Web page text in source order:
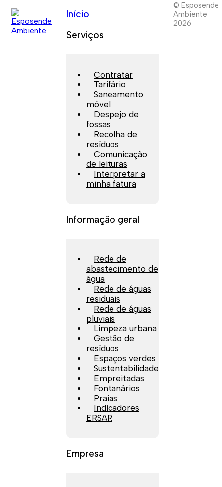
Início
Serviços
Contratar
Tarifário
Saneamento
móvel
Despejo de
fossas
Recolha de
resíduos
Comunicação
de leituras
Interpretar a
minha fatura
Informação geral
Rede de
abastecimento de
água
Rede de águas
residuais
Rede de águas
pluviais
Limpeza urbana
Gestão de
resíduos
Espaços verdes
Sustentabilidade
Empreitadas
Fontanários
Praias
Indicadores
ERSAR
Empresa
© Esposende
Ambiente
2026